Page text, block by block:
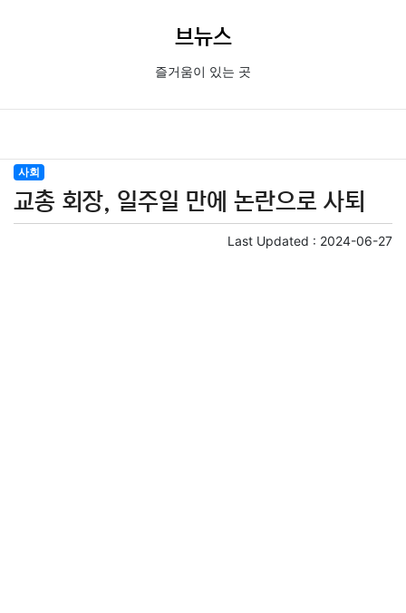
브뉴스
즐거움이 있는 곳
사회
교총 회장, 일주일 만에 논란으로 사퇴
Last Updated : 2024-06-27